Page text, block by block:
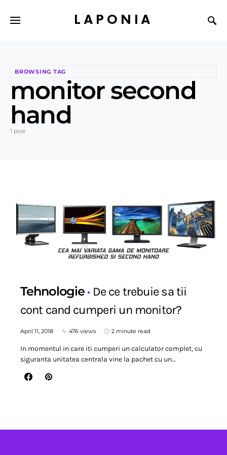
LAPONIA
BROWSING TAG
monitor second
hand
1 post
Tehnologie
De ce trebuie sa tii
cont cand cumperi un monitor?
April 11, 2018 476 views 2 minute read
In momentul in care iti cumperi un calculator complet, cu
siguranta unitatea centrala vine la pachet cu un…